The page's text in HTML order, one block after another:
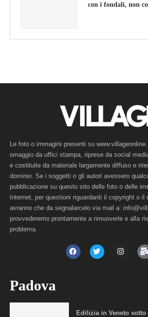
con i fondali, non
Le foto o immagini presenti su
omaggio da uffici stampa, riprese da social
e costituite da materiale largamente diffuso e
dominio. Se i soggetti o gli autori avessero
pubblicazione su questo sito delle foto o delle
Internet, per questioni riguardanti il copyright o il
avranno che da segnalarcelo via mail a:
provvederemo prontamente a rimuoverle e alla
problema.
Padova
Edilizia in Veneto